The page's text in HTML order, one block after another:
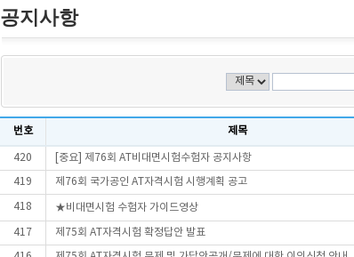
공지사항
번호 제목
420 [중요] 제76회 AT비대면시험수험자 공지사항
419 제76회 국가공인 AT자격시험 시행계획 공고
418 ★비대면시험 수험자 가이드영상
417 제75회 AT자격시험 확정답안 발표